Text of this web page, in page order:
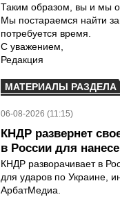
Таким образом, вы и мы
Мы постараемся найти
потребуется время.
С уважением,
Редакция
МАТЕРИАЛЫ РАЗДЕЛА
06-08-2026 (11:15)
КНДР развернет
в России для
КНДР разворачивает в
для ударов по Украине,
АрбатМедиа.